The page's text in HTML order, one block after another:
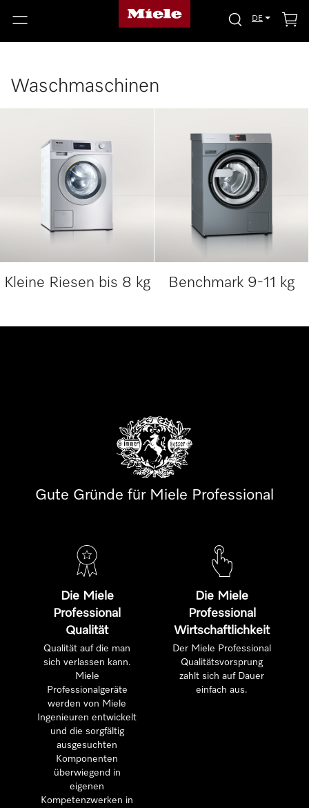
DE
Waschmaschinen
Kleine Riesen bis 8 kg Benchmark 9-11 kg
Gute Gründe für Miele Professional
Die Miele
Professional
Qualität
Qualität auf die man
sich verlassen kann.
Miele
Professionalgeräte
werden von Miele
Ingenieuren entwickelt
und die sorgfältig
ausgesuchten
Komponenten
überwiegend in
eigenen
Kompetenzwerken in
Die Miele
Professional
Wirtschaftlichkeit
Der Miele Professional
Qualitätsvorsprung
zahlt sich auf Dauer
einfach aus.